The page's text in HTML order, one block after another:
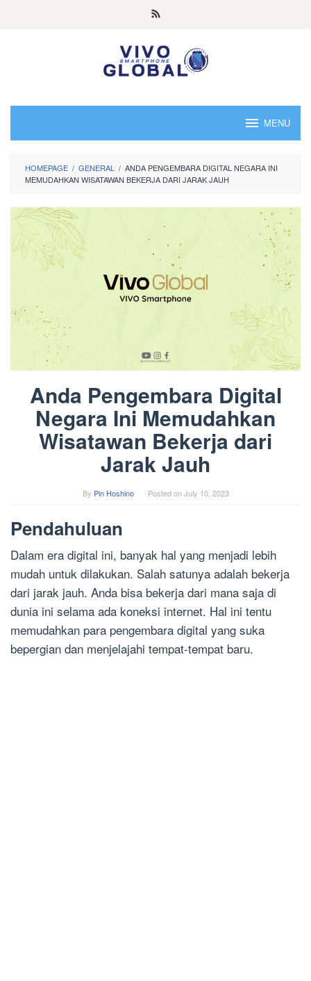
MENU
HOMEPAGE / GENERAL / ANDA PENGEMBARA DIGITAL NEGARA INI
MEMUDAHKAN WISATAWAN BEKERJA DARI JARAK JAUH
Anda Pengembara Digital
Negara Ini Memudahkan
Wisatawan Bekerja dari
Jarak Jauh
By Pin Hoshino Posted onJuly 10, 2023
Pendahuluan
Dalam era digital ini, banyak hal yang menjadi lebih
mudah untuk dilakukan. Salah satunya adalah bekerja
dari jarak jauh. Anda bisa bekerja dari mana saja di
dunia ini selama ada koneksi internet. Hal ini tentu
memudahkan para pengembara digital yang suka
bepergian dan menjelajahi tempat-tempat baru.